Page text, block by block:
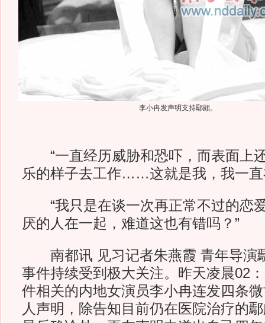
李小冉发声明支持鄢颇。
“一直经历威胁和恐吓，而表面上
乐的样子去工作……这就是我，我一直
“我只是在谈一次再正常不过的恋
厌的人在一起，难道这也有错吗？”
南都讯 见习记者朱燕霞 青年导演
事件持续受到极大关注。昨天凌晨02
件相关的内地女演员李小冉连发四条
人声明，除告知目前仍在医院治疗的